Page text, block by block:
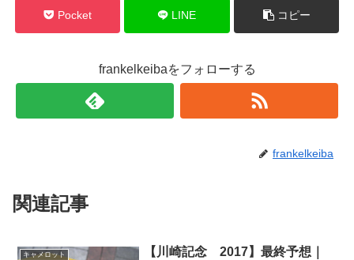
Pocket LINE コピー
frankelkeibaをフォローする
frankelkeiba
関連記事
キャメロット
【川崎記念 2017】最終予想｜